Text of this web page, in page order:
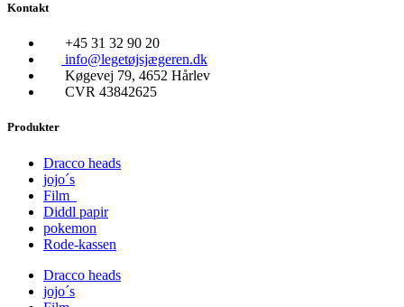
Kontakt
+45 31 32 90 20
info@legetøjsjægeren.dk
Køgevej 79, 4652 Hårlev
CVR 43842625
Produkter
Dracco heads
jojo´s
Film
Diddl papir
pokemon
Rode-kassen
Dracco heads
jojo´s